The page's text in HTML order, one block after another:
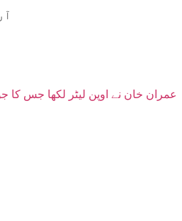
عمران خان نے اوپن لیٹر لکھا جس کا